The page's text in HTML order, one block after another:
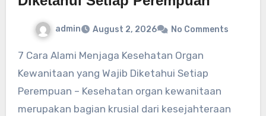
admin August 2, 2026 No Comments
7 Cara Alami Menjaga Kesehatan Organ
Kewanitaan yang Wajib Diketahui Setiap
Perempuan – Kesehatan organ kewanitaan
merupakan bagian krusial dari kesejahteraan